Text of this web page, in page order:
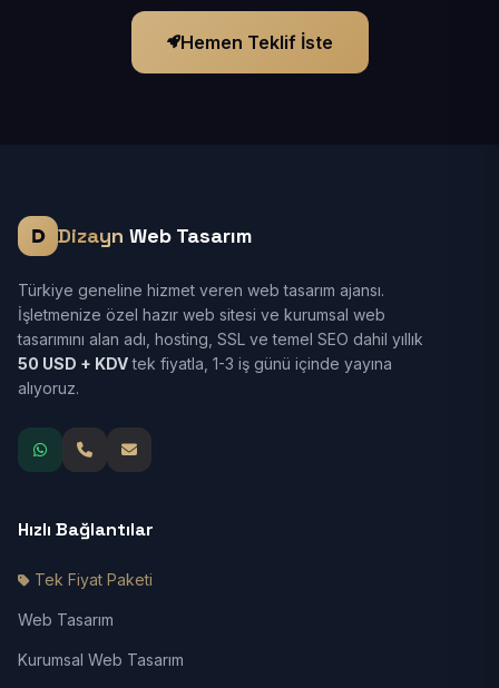
Hemen Teklif İste
Dizayn Web Tasarım
Türkiye geneline hizmet veren web tasarım ajansı.
İşletmenize özel hazır web sitesi ve kurumsal web
tasarımını alan adı, hosting, SSL ve temel SEO dahil yıllık
50 USD + KDVtek fiyatla, 1-3 iş günü içinde yayına
alıyoruz.
Hızlı Bağlantılar
Tek Fiyat Paketi
Web Tasarım
Kurumsal Web Tasarım